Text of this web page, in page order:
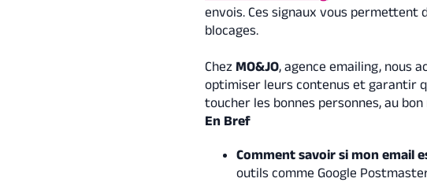
envois. Ces signaux vous permettent
blocages.
Chez MO&JO, agence emailing, nous
optimiser leurs contenus et garantir
toucher les bonnes personnes, au
En Bref
Comment savoir si mon email
outils comme Google